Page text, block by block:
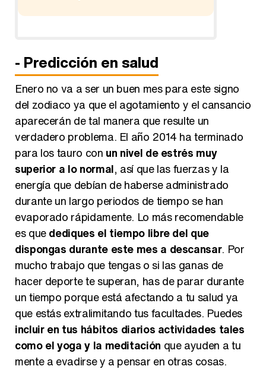
- Predicción en salud
Enero no va a ser un buen mes para este signo
del zodiaco ya que el agotamiento y el cansancio
aparecerán de tal manera que resulte un
verdadero problema. El año 2014 ha terminado
para los tauro con un nivel de estrés muy
superior a lo normal, así que las fuerzas y la
energía que debían de haberse administrado
durante un largo periodos de tiempo se han
evaporado rápidamente. Lo más recomendable
es quedediques el tiempo libre del que
dispongas durante este mes a descansar. Por
mucho trabajo que tengas o si las ganas de
hacer deporte te superan, has de parar durante
un tiempo porque está afectando a tu salud ya
que estás extralimitando tus facultades. Puedes
incluir en tus hábitos diarios actividades tales
como el yoga y la meditación que ayuden a tu
mente a evadirse y a pensar en otras cosas.